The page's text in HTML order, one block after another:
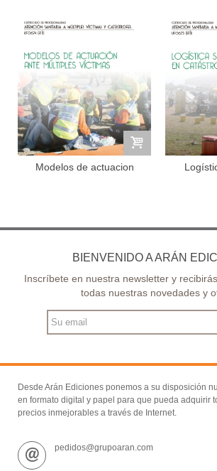
Modelos de actuacion
BIENVENIDO A ARÁN
Inscríbete en nuestra newsletter y
todas nuestras novedades y
Desde Arán Ediciones ponemos a su disposición
en formato digital y papel para que pueda adquirir
precios inmejorables a través de Internet.
pedidos@grupoaran.com